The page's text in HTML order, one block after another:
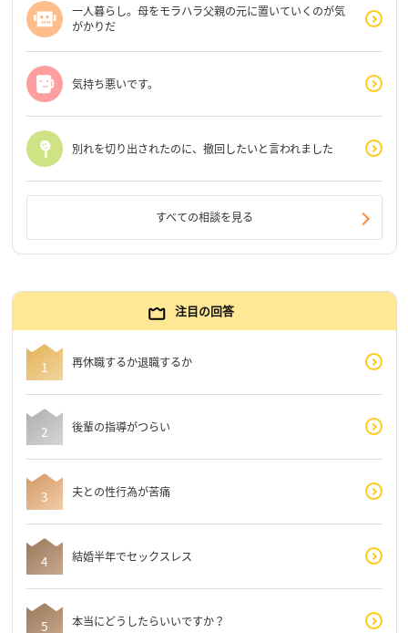
一人暮らし。母をモラハラ父親の元に置いていくのが気
がかりだ
気持ち悪いです。
別れを切り出されたのに、撤回したいと言われました
すべての相談を見る
注目の回答
再休職するか退職するか
後輩の指導がつらい
夫との性行為が苦痛
結婚半年でセックスレス
本当にどうしたらいいですか？